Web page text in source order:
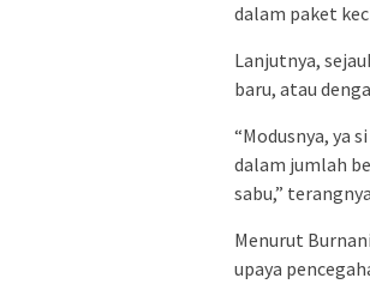
dalam paket
Lanjutnya,
baru, atau
“Modusnya, ya
dalam jumlah
sabu,”
Menurut
upaya